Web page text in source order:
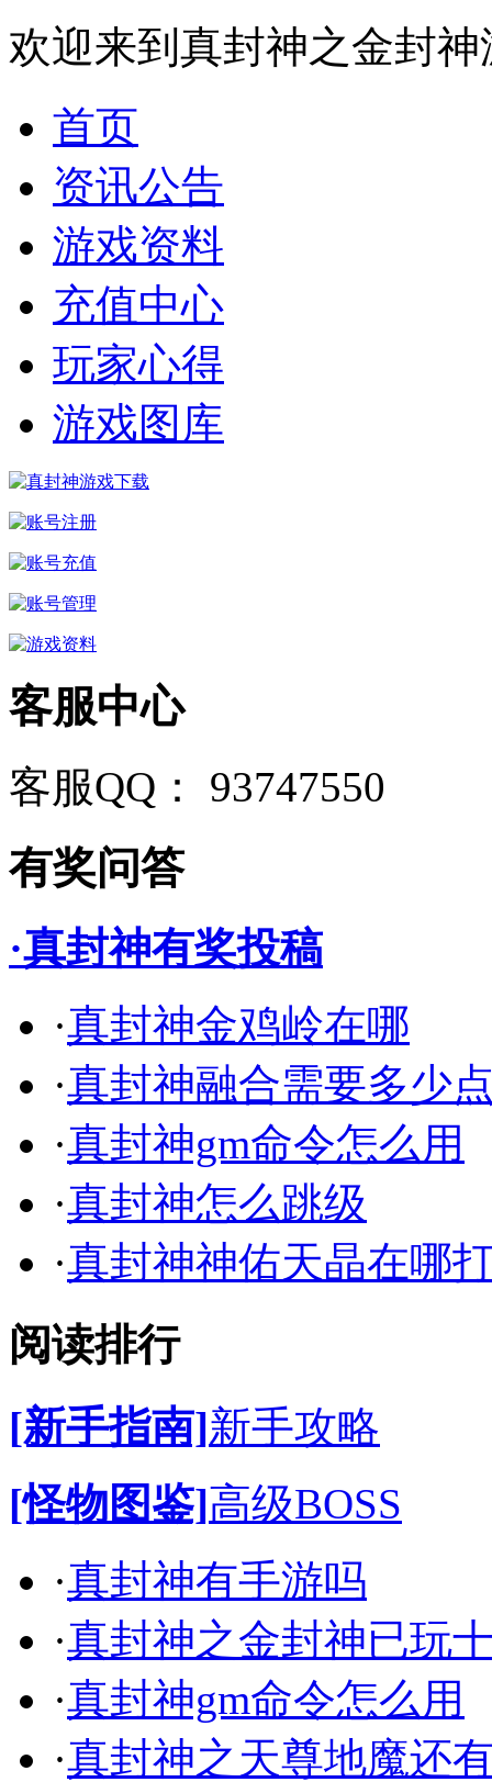
欢迎来到真封神之金封
首页
资讯公告
游戏资料
充值中心
玩家心得
游戏图库
客服中心
客服QQ： 93747550
有奖问答
·真封神有奖投稿
·真封神金鸡岭在哪
·真封神融合需要多少
·真封神gm命令怎么用
·真封神怎么跳级
·真封神神佑天晶在哪
阅读排行
[新手指南]新手攻略
[怪物图鉴]高级BOSS
·真封神有手游吗
·真封神之金封神已玩
·真封神gm命令怎么用
·真封神之天尊地魔还